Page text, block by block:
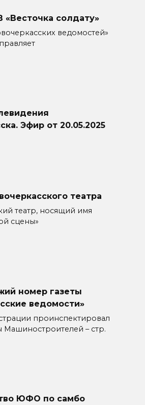
«Весточка солдату»
ведомостей»
Эфир от 20.05.2025
театра
театр, носящий имя
сцены»
номер газеты
ведомости»
проинспектировал
Машиностроителей – стр.
ЮФО по самбо